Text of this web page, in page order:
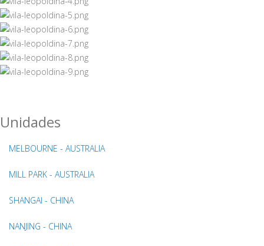
Unidades
MELBOURNE - AUSTRALIA
MILL PARK - AUSTRALIA
SHANGAI - CHINA
NANJING - CHINA